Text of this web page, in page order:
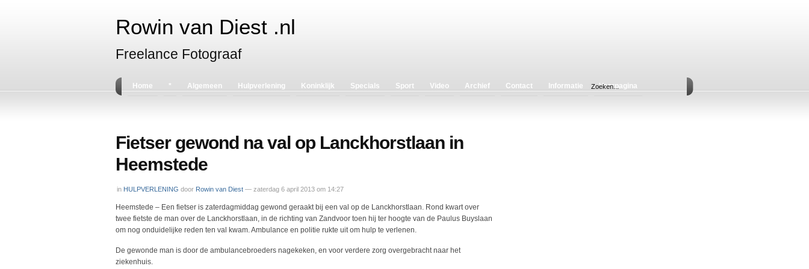
Rowin van Diest .nl
Freelance Fotograaf
Home * Algemeen Hulpverlening Koninklijk Specials Sport Video Archief Contact Informatie Voorpagina
Fietser gewond na val op Lanckhorstlaan in
Heemstede
in HULPVERLENING door Rowin van Diest — zaterdag 6 april 2013 om 14:27
Heemstede – Een fietser is zaterdagmiddag gewond geraakt bij een val op de Lanckhorstlaan. Rond kwart over
twee fietste de man over de Lanckhorstlaan, in de richting van Zandvoor toen hij ter hoogte van de Paulus Buyslaan
om nog onduidelijke reden ten val kwam. Ambulance en politie rukte uit om hulp te verlenen.
De gewonde man is door de ambulancebroeders nagekeken, en voor verdere zorg overgebracht naar het
ziekenhuis.